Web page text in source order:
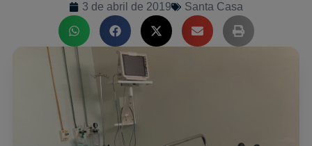
3 de abril de 2019 Santa Casa